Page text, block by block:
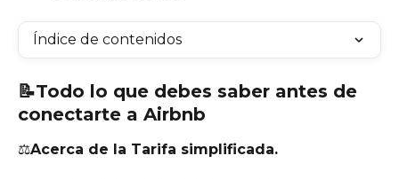
Índice de contenidos
📝Todo lo que debes saber antes de
conectarte a Airbnb
⚖️Acerca de la Tarifa simplificada.